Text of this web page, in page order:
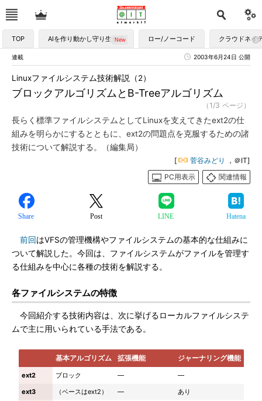
TOP AIを作り動かし守り生かす ロー/ノーコード クラウドネイ
連載 2003年6月24日 公開
ブロックアルゴリズムとB-Treeアルゴリズム
Linuxファイルシステム技術解説（2）
（1/3 ページ）
長らく標準ファイルシステムとしてLinuxを支えてきたext2の仕
組みを明らかにするとともに、ext2の問題点を克服するための諸
技術について解説する。（編集局）
[ 菅谷みどり
，＠IT]
PC用表示
関連情報
Share Post LINE Hatena
前回はVFSの管理機構やファイルシステムの基本的な仕組みに
ついて解説した。今回は、ファイルシステムがファイルを管理す
る仕組みを中心に各種の技術を解説する。
各ファイルシステムの特徴
今回紹介する技術内容は、次に挙げるローカルファイルシステ
ムで主に用いられている手法である。
基本アルゴリズム 拡張機能 ジャーナリング機能
ext2 ブロック ―
―
ext3
（ベースはext2） ―
あり